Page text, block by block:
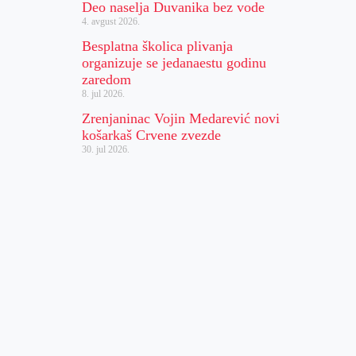
Deo naselja Duvanika bez vode
4. avgust 2026.
Besplatna školica plivanja
organizuje se jedanaestu godinu
zaredom
8. jul 2026.
Zrenjaninac Vojin Medarević novi
košarkaš Crvene zvezde
30. jul 2026.